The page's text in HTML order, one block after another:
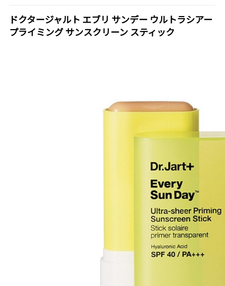
ドクタージャルト エブリ サンデー ウルトラシアー
プライミング サンスクリーン スティック